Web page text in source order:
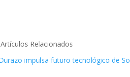
Artículos Relacionados